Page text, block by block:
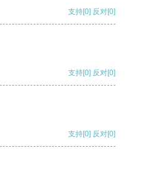
支持[0] 反对[0]
支持[0] 反对[0]
支持[0] 反对[0]